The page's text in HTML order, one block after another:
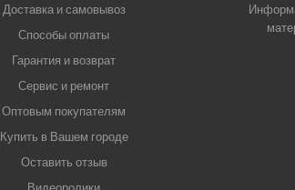
Доставка и самовывоз
Способы оплаты
Гарантия и возврат
Сервис и ремонт
Оптовым покупателям
Купить в Вашем городе
Оставить отзыв